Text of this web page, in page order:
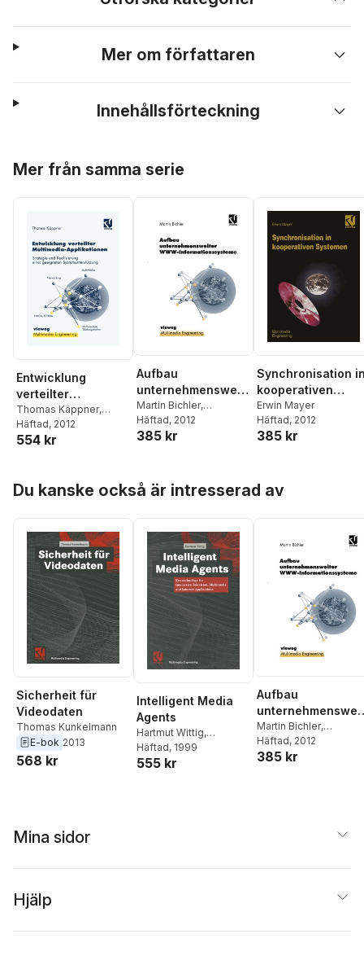
Mer om författaren
Innehållsförteckning
Mer från samma serie
Entwicklung
verteilter
Multimedia-
Applikationen
Thomas Käppner,
Wolfgang Effelsberg
Häftad, 2012
554 kr
Aufbau
unternehmensweit
er WWW-
Informationssystem
e
Martin Bichler,
Wolfgang Effelsberg
Häftad, 2012
385 kr
Synchronisation
kooperativen
Systemen
Erwin Mayer
Häftad, 2012
385 kr
Du kanske också är intresserad av
Sicherheit für
Videodaten
Thomas Kunkelmann
E-bok 2013
568 kr
Intelligent Media
Agents
Hartmut Wittig,
Wolfgang Effelsberg
Häftad, 1999
555 kr
Aufbau
unternehmensweit
er WWW-
e
Martin Bichler,
Wolfgang Effelsberg
Häftad, 2012
385 kr
Mina sidor
Hjälp